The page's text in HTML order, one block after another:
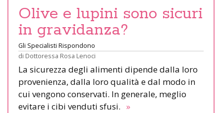
Olive e lupini sono sicuri
in gravidanza?
Gli Specialisti Rispondono
di Dottoressa Rosa Lenoci
La sicurezza degli alimenti dipende dalla loro
provenienza, dalla loro qualità e dal modo in
cui vengono conservati. In generale, meglio
evitare i cibi venduti sfusi. »